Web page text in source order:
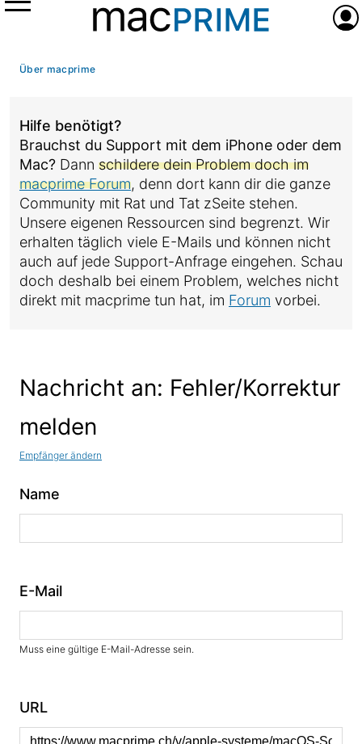
Menü
Über macprime
Hilfe benötigt?
Brauchst du Support mit dem iPhone oder dem
Mac? Dann schildere dein Problem doch im
macprime Forum, denn dort kann dir die ganze
Community mit Rat und Tat zSeite stehen.
Unsere eigenen Ressourcen sind begrenzt. Wir
erhalten täglich viele E-Mails und können nicht
auch auf jede Support-Anfrage eingehen. Schau
doch deshalb bei einem Problem, welches nicht
direkt mit macprime tun hat, im Forum vorbei.
Nachricht an: Fehler/Korrektur
melden
Empfänger ändern
Name
E-Mail
Muss eine gültige E-Mail-Adresse sein.
URL